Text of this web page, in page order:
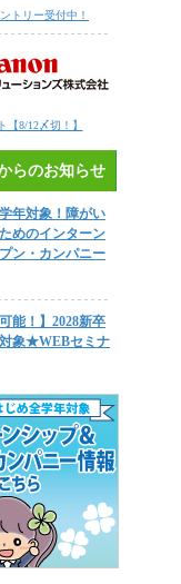
トリー受付中！
【8/12〆切！】
らのお知らせ
年対象！障がい
めのインターン
ン・カンパニー
能！】2028新卒
象★WEBセミナ